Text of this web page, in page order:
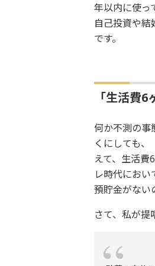
年以内に使っ
自己投資や
です。
「生活費
何か不測の事
くにしても
えて、生活費
レ時代にお
預貯金がない
さて、私が提